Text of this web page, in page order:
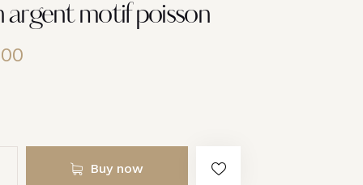
argent motif poisson
Buy now